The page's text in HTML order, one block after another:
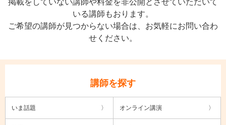
掲載をしていない講師や料金を非公開とさせていただいて
いる講師もおります。
ご希望の講師が見つからない場合は、お気軽にお問い合わ
せください。
講師を探す
いま話題 オンライン講演